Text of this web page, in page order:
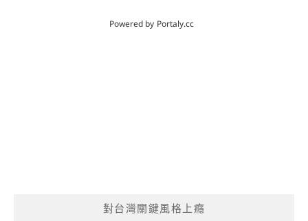
對台灣關鍵風格上癮